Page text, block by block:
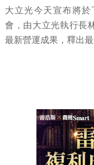
大立光今天宣布將
會，由大立光執行長
最新營運成果，釋出最